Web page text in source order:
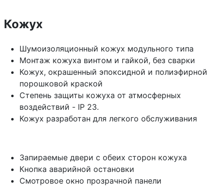
Кожух
Шумоизоляционный кожух модульного типа
Монтаж кожуха винтом и гайкой, без сварки
Кожух, окрашенный эпоксидной и полиэфирной
порошковой краской
Степень защиты кожуха от атмосферных
воздействий - IP 23.
Кожух разработан для легкого обслуживания
Запираемые двери с обеих сторон кожуха
Кнопка аварийной остановки
Смотровое окно прозрачной панели